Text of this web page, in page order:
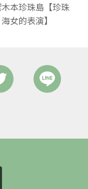
本珍珠島【珍珠
海女的表演】